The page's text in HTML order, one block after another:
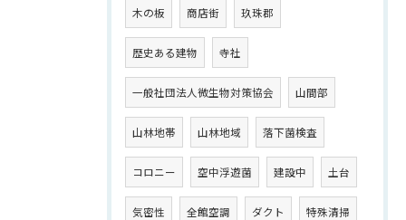
木の板 商店街 玖珠郡
歴史ある建物 寺社
一般社団法人微生物対策協会 山間部
山林地帯 山林地域 落下菌検査
コロニー 空中浮遊菌 建設中 土台
気密性 全館空調 ダクト 特殊清掃